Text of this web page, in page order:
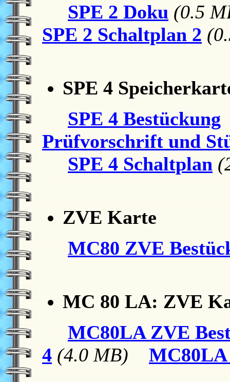
SPE 2 Doku (0.5
SPE 2 Schaltplan 2
SPE 4
SPE 4 Bestückung
Prüfvorschrift und
SPE 4 Schaltplan
ZVE Karte
MC80 ZVE
MC 80 LA: ZVE
MC80LA ZVE
4 (4.0 MB)